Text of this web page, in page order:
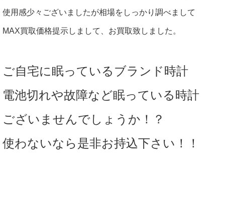
使用感少々ございましたが相場をしっかり調べまして
MAX買取価格提示しまして、お買取致しました。
ご自宅に眠っているブランド時計
電池切れや故障など眠っている時計
ございませんでしょうか！？
使わないなら是非お持込下さい！！